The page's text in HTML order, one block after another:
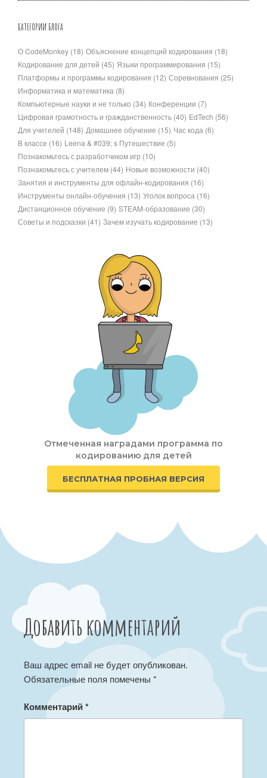
КАТЕГОРИИ БЛОГА
О CodeMonkey (18) Объяснение концепций кодирования (18)
Кодирование для детей (45) Языки программирования (15)
Платформы и программы кодирования (12) Соревнования (25)
Информатика и математика (8)
Компьютерные науки и не только (34) Конференции (7)
Цифровая грамотность и гражданственность (40) EdTech (56)
Для учителей (148) Домашнее обучение (15) Час кода (6)
В классе (16) Leena & #039; s Путешествие (5)
Познакомьтесь с разработчиком игр (10)
Познакомьтесь с учителем (44) Новые возможности (40)
Занятия и инструменты для офлайн-кодирования (16)
Инструменты онлайн-обучения (13) Уголок вопроса (16)
Дистанционное обучение (9) STEAM-образование (30)
Советы и подсказки (41) Зачем изучать кодирование (13)
Отмеченная наградами программа по
кодированию для детей
БЕСПЛАТНАЯ ПРОБНАЯ ВЕРСИЯ
Добавить комментарий
Ваш адрес email не будет опубликован.
Обязательные поля помечены *
Комментарий*